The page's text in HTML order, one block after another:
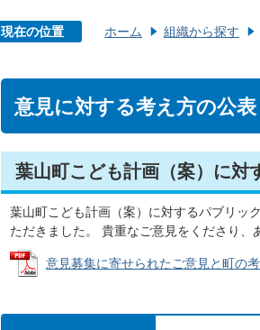
現在の位置 ホーム 組織から探す
意見に対する考え方の公表
葉山町こども計画（案）に対
葉山町こども計画（案）に対するパブリッ
ただきました。 貴重なご意見をくださり、
意見募集に寄せられたご意見と町の